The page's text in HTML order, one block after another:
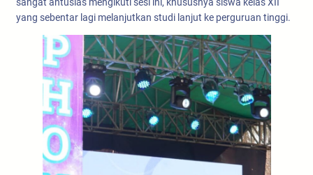
yang sebentar lagi melanjutkan studi lanjut ke perguruan tinggi.